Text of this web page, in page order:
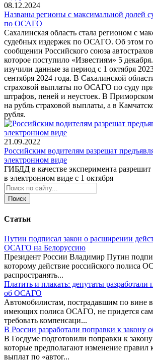
08.12.2024
Названы регионы с максимальной долей
по ОСАГО
Сахалинская область стала регионом с
судебных издержек по ОСАГО. Об этом
сообщении Российского союза
которое поступило «Известиям» 5
изучили данные за период с 1 октября
сентября 2024 года. В Сахалинской
страховой выплаты по ОСАГО по суду
штрафов, пеней и неустоек. В
на рубль страховой выплаты, а в
рубля.
21.09.2022
Российским водителям разрешат
электронном виде
ГИБДД в качестве эксперимента разрешит
в электронном виде с 1 октября
Поиск
Статьи
Путин подписал закон о расширении
ОСАГО на Белоруссию
Президент России Владимир Путин
которому действие российского полиса
распространять...
Платить и плакать: депутаты разработали
об ОСАГО
Автомобилистам, пострадавшим по вине
имеющих полиса ОСАГО, не придется
требовать компенсаци...
В России разработали поправки к
В Госдуме подготовили поправки к
которые предполагают изменение
выплат по «автог...